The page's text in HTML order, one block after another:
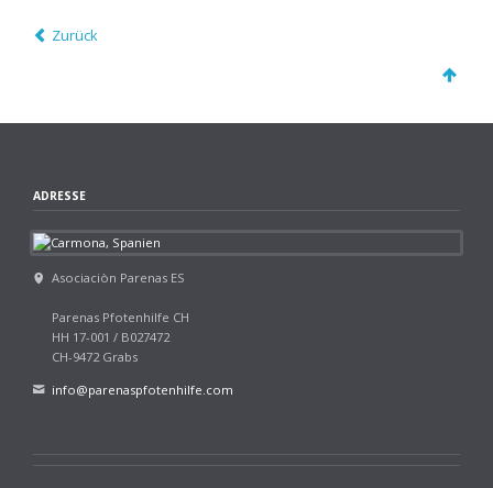
Zurück
ADRESSE
Asociaciòn Parenas ES
Parenas Pfotenhilfe CH
HH 17-001 / B027472
CH-9472 Grabs
info@parenaspfotenhilfe.com